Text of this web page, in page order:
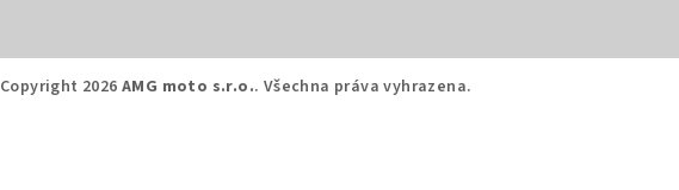
Copyright 2026 AMG moto s.r.o.. Všechna práva vyhrazena.